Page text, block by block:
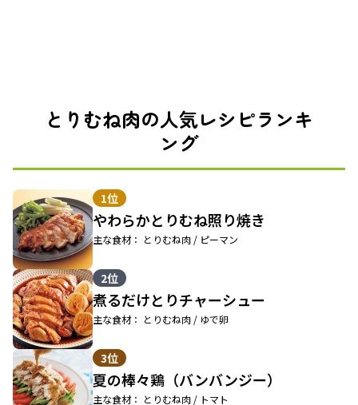
とりむね肉の人気レシピランキ
ング
1位
やわらかとりむね照り焼き
主な食材： とりむね肉 / ピーマン
2位
煮るだけとりチャーシュー
主な食材： とりむね肉 / ゆで卵
3位
夏の棒々鶏（バンバンジー）
主な食材： とりむね肉 / トマト